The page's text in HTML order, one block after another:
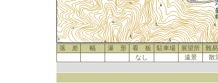
落 差 幅 瀑 形 看 板 駐車場 展望所
難
なし
遠景 散